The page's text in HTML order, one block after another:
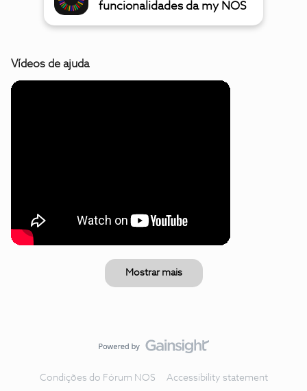
funcionalidades da my NOS
Vídeos de ajuda
Mostrar mais
Condições do Fórum NOS Accessibility statement